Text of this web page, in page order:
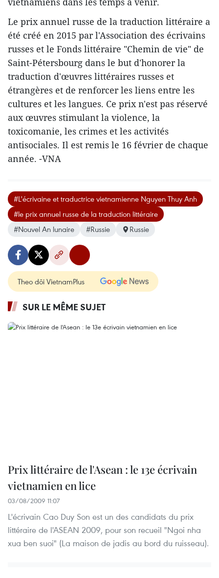
Le prix annuel russe de la traduction littéraire a
été cré​é en 2015 par l'Association des écrivains
russes et le Fonds littéraire "Chemin de vie" de
Saint-Pétersbourg dans le but d'honorer la
traduction d'œuvres littéraires russes et
étrangères et de renforcer les liens entre les
cultures et les langues. Ce prix n'est pas réservé
aux œuvres stimulant la violence, la
toxicomanie, les crimes et les activités
antisociales. Il est remis le 16 février de chaque
année. -VNA
#L'écrivaine et traductrice vietnamienne Nguyen Thuy Anh
#le prix annuel russe de la traduction littéraire
#Nouvel An lunaire
#Russie Russie
Theo dõi VietnamPlus
SUR LE MÊME SUJET
Prix littéraire de l'Asean : le 13e écrivain
vietnamien en lice
03/08/2009 11:07
L'écrivain Cao Duy Son est un des candidats du prix
littéraire de l'ASEAN 2009, pour son recueil "Ngoi nha
xua ben suoi" (La maison de jadis au bord du ruisseau).